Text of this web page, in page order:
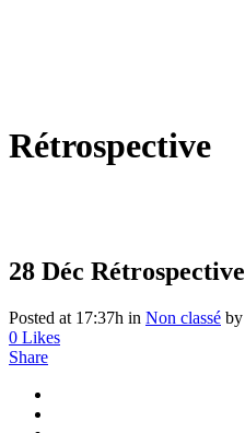
Rétrospective
28 Déc Rétrospective
Posted at 17:37h in Non classé by
0 Likes
Share